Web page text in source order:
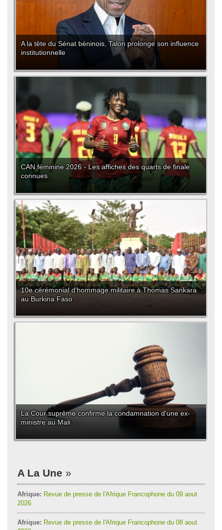
A la tête du Sénat béninois, Talon prolonge son influence
institutionnelle
CAN féminine 2026 - Les affiches des quarts de finale
connues
10e cérémonial d'hommage militaire à Thomas Sankara
au Burkina Faso
La Cour suprême confirme la condamnation d'une ex-
ministre au Mali
A La Une
Afrique: Revue de presse de l'Afrique Francophone du 09 aout
2026
Afrique: Revue de presse de l'Afrique Francophone du 08 aout